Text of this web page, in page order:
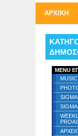
ΑΡΧΙΚΗ
MENU